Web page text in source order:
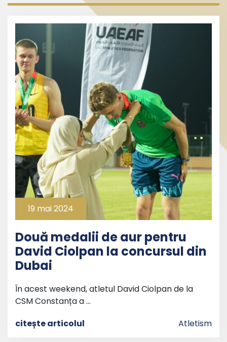
19 mai 2024
Două medalii de aur pentru
David Ciolpan la concursul din
Dubai
În acest weekend, atletul David Ciolpan de la
CSM Constanța a …
citește articolul
Atletism